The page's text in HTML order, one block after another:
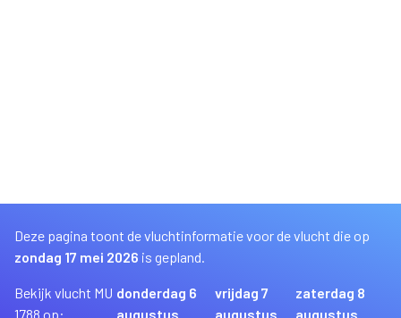
Deze pagina toont de vluchtinformatie voor de vlucht die op
zondag 17 mei 2026 is gepland.
Bekijk vlucht MU
1788 op:
donderdag 6
augustus
vrijdag 7
augustus
zaterdag 8
augustus